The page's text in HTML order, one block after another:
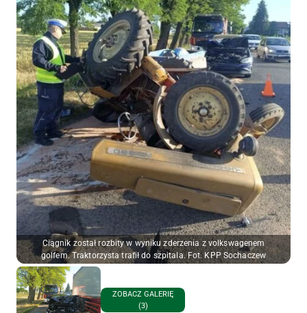
Ciągnik został rozbity w wyniku zderzenia z volkswagenem
golfem. Traktorzysta trafił do szpitala. Fot. KPP Sochaczew
ZOBACZ GALERIĘ
(3)